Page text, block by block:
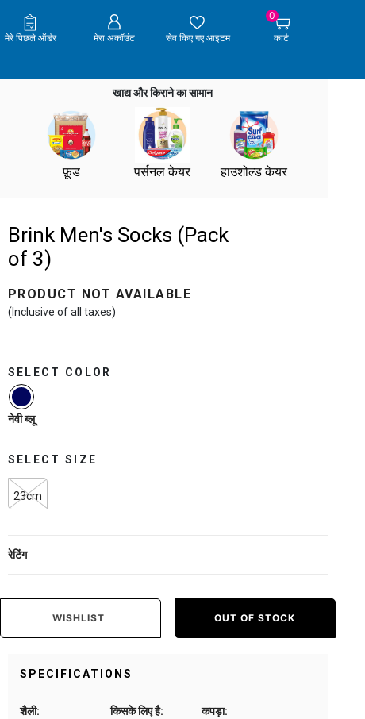
मेरे पिछले ऑर्डर मेरा अकॉउंट सेव किए गए आइटम
0
कार्ट
खाद्य और किराने का सामान
फ़ूड पर्सनल केयर हाउशोल्ड केयर
Brink Men's Socks (Pack
of 3)
PRODUCT NOT AVAILABLE
(Inclusive of all taxes)
SELECT COLOR
selected
नेवी ब्लू
SELECT SIZE
23cm
रेटिंग
WISHLIST OUT OF STOCK
SPECIFICATIONS
शैली:
किसके लिए है:
कपड़ा: